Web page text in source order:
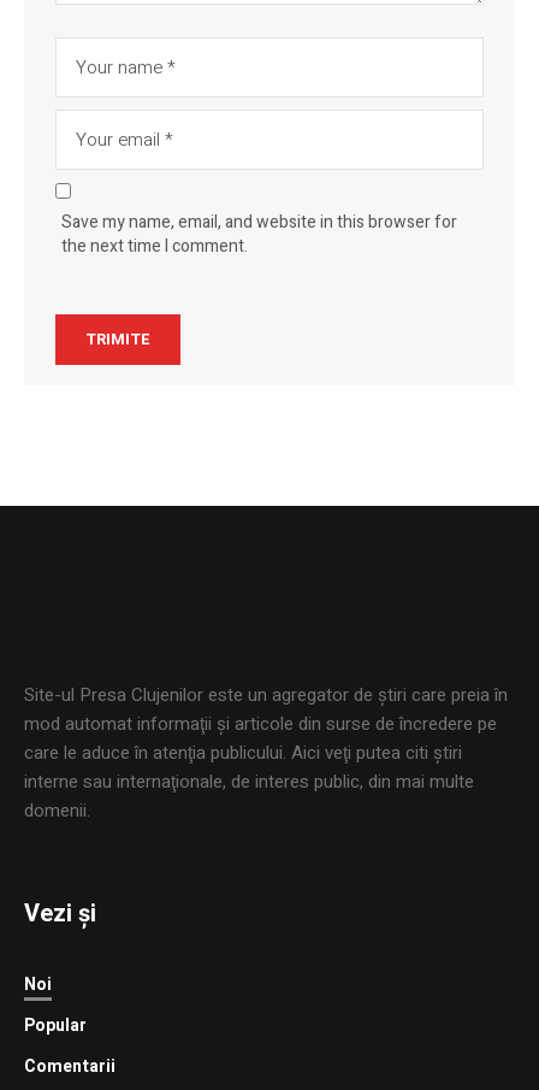
Save my name, email, and website in this browser for
the next time I comment.
Site-ul Presa Clujenilor este un agregator de ştiri care preia în
mod automat informaţii şi articole din surse de încredere pe
care le aduce în atenţia publicului. Aici veţi putea citi ştiri
interne sau internaţionale, de interes public, din mai multe
domenii.
Vezi și
Noi
Popular
Comentarii